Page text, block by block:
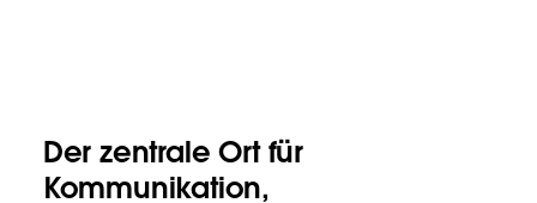
Der zentrale Ort für
Kommunikation,